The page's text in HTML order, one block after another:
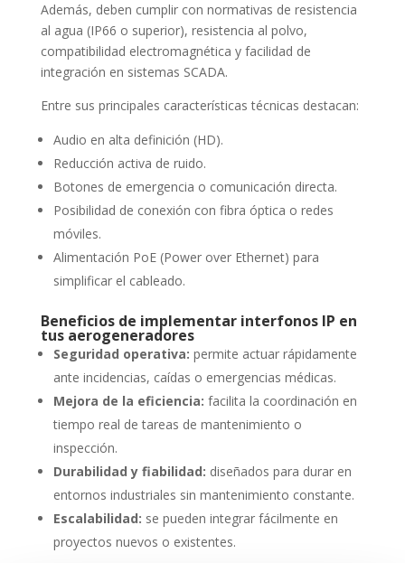
Además, deben cumplir con normativas de resistencia
al agua (IP66 o superior), resistencia al polvo,
compatibilidad electromagnética y facilidad de
integración en sistemas SCADA.
Entre sus principales características técnicas destacan:
Audio en alta definición (HD).
Reducción activa de ruido.
Botones de emergencia o comunicación directa.
Posibilidad de conexión con fibra óptica o redes
móviles.
Alimentación PoE (Power over Ethernet) para
simplificar el cableado.
Beneficios de implementar interfonos IP en
tus aerogeneradores
Seguridad operativa: permite actuar rápidamente
ante incidencias, caídas o emergencias médicas.
Mejora de la eficiencia: facilita la coordinación en
tiempo real de tareas de mantenimiento o
inspección.
Durabilidad y fiabilidad: diseñados para durar en
entornos industriales sin mantenimiento constante.
Escalabilidad: se pueden integrar fácilmente en
proyectos nuevos o existentes.